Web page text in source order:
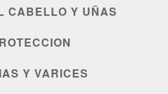
CABELLO Y UÑAS
Y VARICES